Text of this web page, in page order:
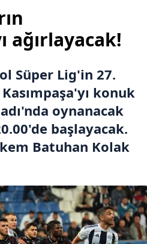
ağırlayacak!
Süper Lig'in 27.
konuk
oynanacak
başlayacak.
Batuhan Kolak